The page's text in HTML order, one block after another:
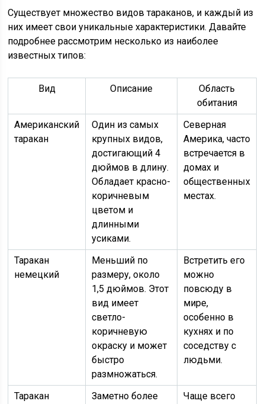
Существует множество видов тараканов, и каждый из
них имеет свои уникальные характеристики. Давайте
подробнее рассмотрим несколько из наиболее
известных типов:
Вид Описание
Область
обитания
Американский
таракан
Один из самых
крупных видов,
достигающий 4
дюймов в длину.
Обладает красно-
коричневым
цветом и
длинными
усиками.
Северная
Америка, часто
встречается в
домах и
общественных
местах.
Таракан
немецкий
Меньший по
размеру, около
1,5 дюймов. Этот
вид имеет
светло-
коричневую
окраску и может
быстро
размножаться.
Встретить его
можно
повсюду в
мире,
особенно в
кухнях и по
соседству с
людьми.
Таракан
Заметно более
Чаще всего